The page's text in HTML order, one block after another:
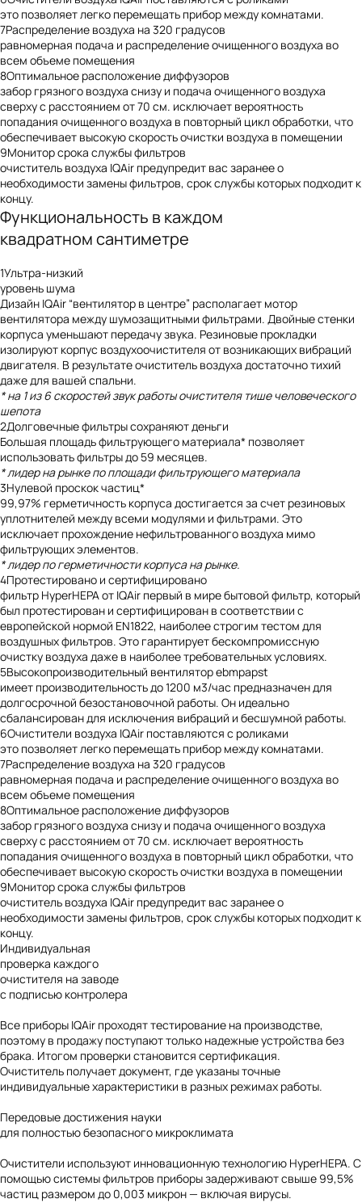
это позволяет легко перемещать прибор между комнатами.
7Распределение воздуха на 320 градусов
равномерная подача и распределение очищенного воздуха во
всем объеме помещения
8Оптимальное расположение диффузоров
забор грязного воздуха снизу и подача очищенного воздуха
сверху с расстоянием от 70 см. исключает вероятность
попадания очищенного воздуха в повторный цикл обработки, что
обеспечивает высокую скорость очистки воздуха в помещении
9Монитор срока службы фильтров
очиститель воздуха IQAir предупредит вас заранее о
необходимости замены фильтров, срок службы которых подходит к
концу.
Функциональность в каждом
квадратном сантиметре
1Ультра-низкий
уровень шума
Дизайн IQAir “вентилятор в центре” располагает мотор
вентилятора между шумозащитными фильтрами. Двойные стенки
корпуса уменьшают передачу звука. Резиновые прокладки
изолируют корпус воздухоочистителя от возникающих вибраций
двигателя. В результате очиститель воздуха достаточно тихий
даже для вашей спальни.
* на 1 из 6 скоростей звук работы очистителя тише человеческого
шепота
2Долговечные фильтры сохраняют деньги
Большая площадь фильтрующего материала* позволяет
использовать фильтры до 59 месяцев.
* лидер на рынке по площади фильтрующего материала
3Нулевой проскок частиц*
99,97% герметичность корпуса достигается за счет резиновых
уплотнителей между всеми модулями и фильтрами. Это
исключает прохождение нефильтрованного воздуха мимо
фильтрующих элементов.
* лидер по герметичности корпуса на рынке.
4Протестировано и сертифицировано
фильтр HyperHEPA от IQAir первый в мире бытовой фильтр, который
был протестирован и сертифицирован в соответствии с
европейской нормой EN1822, наиболее строгим тестом для
воздушных фильтров. Это гарантирует бескомпромиссную
очистку воздуха даже в наиболее требовательных условиях.
5Высокопроизводительный вентилятор ebmpapst
имеет производительность до 1200 м3/час предназначен для
долгосрочной безостановочной работы. Он идеально
сбалансирован для исключения вибраций и бесшумной работы.
6Очистители воздуха IQAir поставляются с роликами
это позволяет легко перемещать прибор между комнатами.
7Распределение воздуха на 320 градусов
равномерная подача и распределение очищенного воздуха во
всем объеме помещения
8Оптимальное расположение диффузоров
забор грязного воздуха снизу и подача очищенного воздуха
сверху с расстоянием от 70 см. исключает вероятность
попадания очищенного воздуха в повторный цикл обработки, что
обеспечивает высокую скорость очистки воздуха в помещении
9Монитор срока службы фильтров
очиститель воздуха IQAir предупредит вас заранее о
необходимости замены фильтров, срок службы которых подходит к
концу.
Индивидуальная
проверка каждого
очистителя на заводе
с подписью контролера
Все приборы IQAir проходят тестирование на производстве,
поэтому в продажу поступают только надежные устройства без
брака. Итогом проверки становится сертификация.
Очиститель получает документ, где указаны точные
индивидуальные характеристики в разных режимах работы.
Передовые достижения науки
для полностью безопасного микроклимата
Очистители используют инновационную технологию HyperHEPA. С
помощью системы фильтров приборы задерживают свыше 99,5%
частиц размером до 0,003 микрон — включая вирусы.